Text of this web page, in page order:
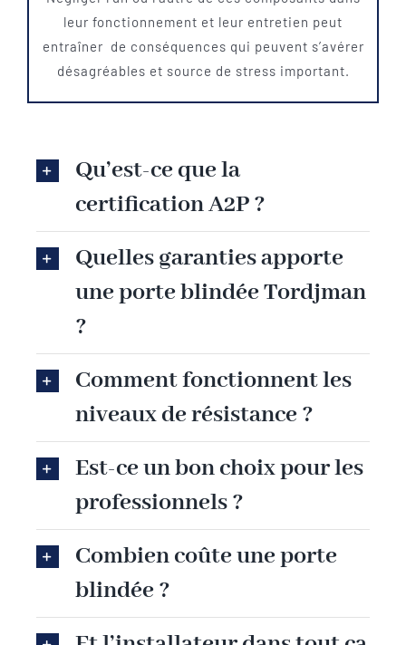
leur fonctionnement et leur entretien peut
entraîner de conséquences qui peuvent s’avérer
désagréables et source de stress important.
Qu’est-ce que la
certification A2P ?
Quelles garanties apporte
une porte blindée Tordjman
?
Comment fonctionnent les
niveaux de résistance ?
Est-ce un bon choix pour les
professionnels ?
Combien coûte une porte
blindée ?